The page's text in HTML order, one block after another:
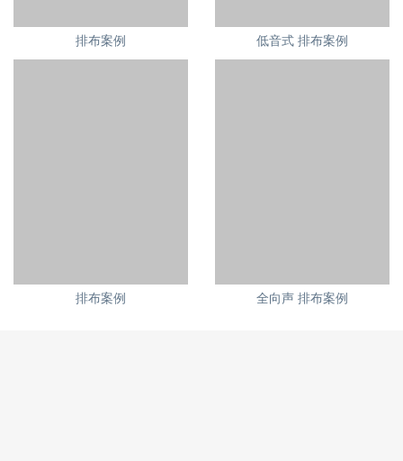
排布案例 低音式 排布案例
排布案例 全向声 排布案例